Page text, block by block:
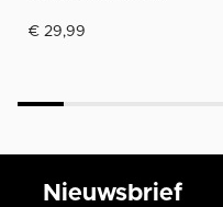
€ 29,99
Nieuwsbrief